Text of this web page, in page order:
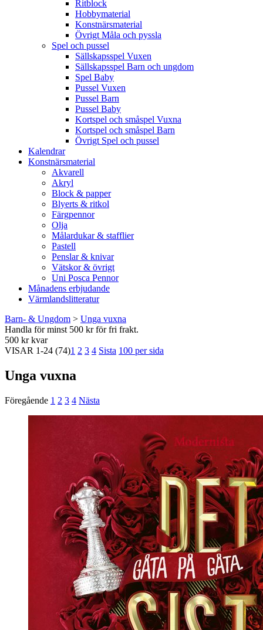
Ritblock
Hobbymaterial
Konstnärsmaterial
Övrigt Måla och pyssla
Spel och pussel
Sällskapsspel Vuxen
Sällskapsspel Barn och ungdom
Spel Baby
Pussel Vuxen
Pussel Barn
Pussel Baby
Kortspel och småspel Vuxna
Kortspel och småspel Barn
Övrigt Spel och pussel
Kalendrar
Konstnärsmaterial
Akvarell
Akryl
Block & papper
Blyerts & ritkol
Färgpennor
Olja
Målardukar & stafflier
Pastell
Penslar & knivar
Vätskor & övrigt
Uni Posca Pennor
Månadens erbjudande
Värmlandslitteratur
Barn- & Ungdom > Unga vuxna
Handla för minst 500 kr för fri frakt.
500 kr kvar
VISAR 1-24 (74)1 2 3 4 Sista 100 per sida
Unga vuxna
Föregående 1 2 3 4 Nästa